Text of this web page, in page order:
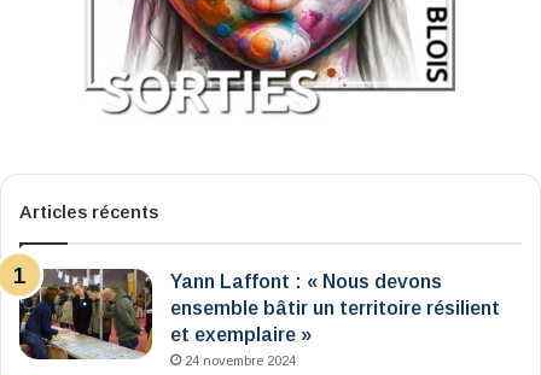
Articles récents
Yann Laffont : « Nous devons
ensemble bâtir un territoire résilient
et exemplaire »
24 novembre 2024